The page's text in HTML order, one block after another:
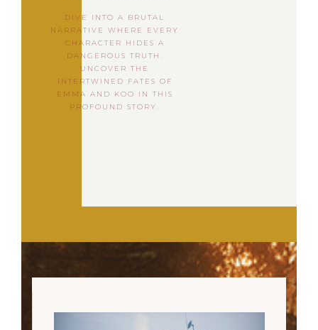
DIVE INTO A BRUTAL
NARRATIVE WHERE EVERY
CHARACTER HIDES A
DANGEROUS TRUTH.
UNCOVER THE
INTERTWINED FATES OF
EMMA AND KOO IN THIS
PROFOUND STORY.